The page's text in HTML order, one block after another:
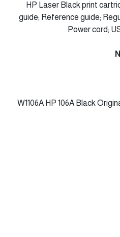
HP Laser Black print
guide; Reference guide;
Power cord;
W1106A HP 106A Black